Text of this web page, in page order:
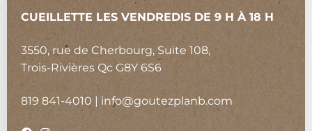
CUEILLETTE LES VENDREDIS DE 9 H À 18 H
3550, rue de Cherbourg, Suite 108,
Trois-Rivières Qc G8Y 6S6
819 841-4010 | info@goutezplanb.com